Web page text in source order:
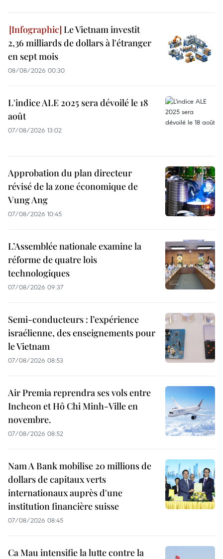
Le Vietnam investit
2,36 milliards de dollars à l'étranger
en sept mois
08/08/2026 00:30
L'indice ALE 2025 sera dévoilé le 18
août
07/08/2026 13:02
Approbation du plan directeur
révisé de la zone économique de
Vung Ang
07/08/2026 10:45
L’Assemblée nationale examine la
réforme de quatre lois
technologiques
07/08/2026 09:37
Semi-conducteurs : l’expérience
israélienne, des enseignements pour
le Vietnam
07/08/2026 08:53
Air Premia reprendra ses vols entre
Incheon et Hô Chi Minh-Ville en
novembre.
07/08/2026 08:52
Nam A Bank mobilise 20 millions de
dollars de capitaux verts
internationaux auprès d'une
institution financière suisse
07/08/2026 08:45
Ca Mau intensifie la lutte contre la